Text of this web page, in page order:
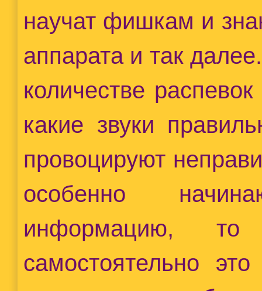
научат фишкам и
аппарата и так
количестве
какие звуки
провоцируют
особенно
информацию,
самостоятельно